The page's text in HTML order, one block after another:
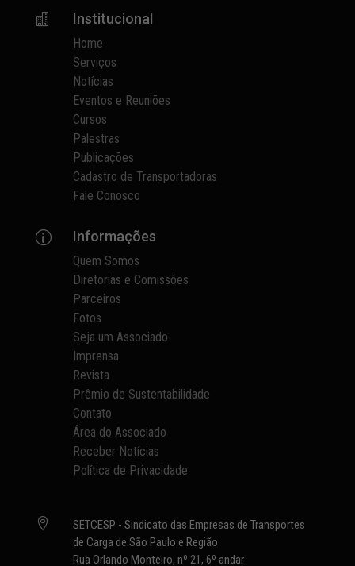
 Institucional
Home
Serviços
Notícias
Eventos e Reuniões
Cursos
Palestras
Publicações
Cadastro de Transportadoras
Fale Conosco
p Informações
Quem Somos
Diretorias e Comissões
Parceiros
Fotos
Seja um Associado
Imprensa
Revista
Prêmio de Sustentabilidade
Contato
Área do Associado
Receber Notícias
Política de Privacidade

SETCESP - Sindicato das Empresas de Transportes
de Carga de São Paulo e Região
Rua Orlando Monteiro, nº 21, 6º andar